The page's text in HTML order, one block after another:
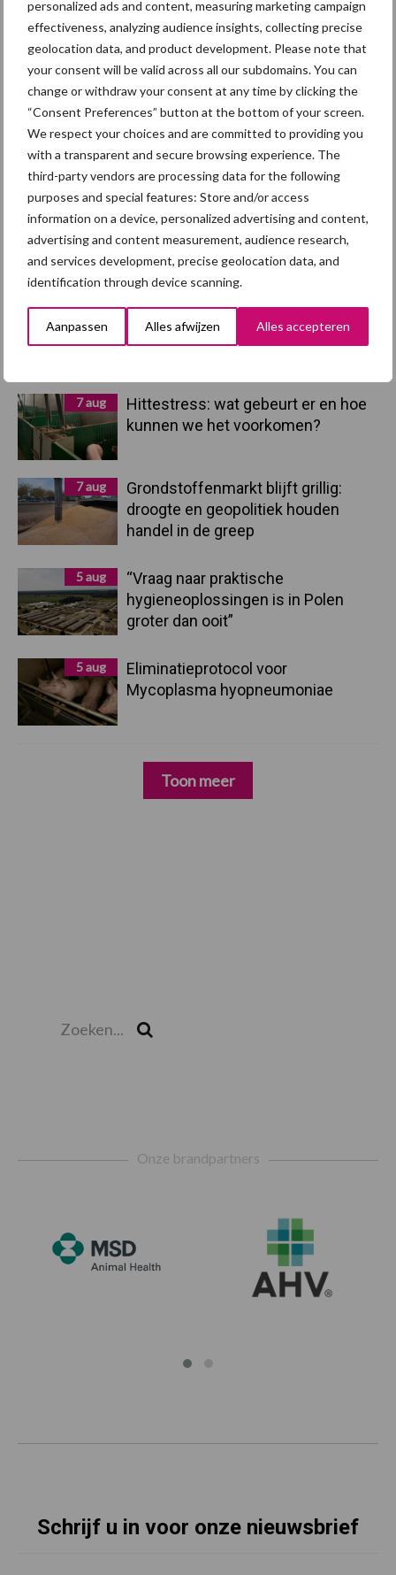
personalized ads and content, measuring marketing campaign
effectiveness, analyzing audience insights, collecting precise
geolocation data, and product development. Please note that
your consent will be valid across all our subdomains. You can
change or withdraw your consent at any time by clicking the
“Consent Preferences” button at the bottom of your screen.
We respect your choices and are committed to providing you
with a transparent and secure browsing experience. The
third-party vendors are processing data for the following
purposes and special features: Store and/or access
information on a device, personalized advertising and content,
advertising and content measurement, audience research,
and services development, precise geolocation data, and
identification through device scanning.
Aanpassen Alles afwijzen Alles accepteren
Primaire
Sidebar
Recent nieuws Partner nieuws
Britse varkenssector vreest
afzetcrisis in het najaar
7 aug
Hittestress: wat gebeurt er en hoe
kunnen we het voorkomen?
7 aug
Grondstoffenmarkt blijft grillig:
droogte en geopolitiek houden
handel in de greep
5 aug
“Vraag naar praktische
hygieneoplossingen is in Polen
groter dan ooit”
5 aug
Eliminatieprotocol voor
Mycoplasma hyopneumoniae
Toon meer
Afrikaanse
varkenspest
Brachyspira
Toon meer
Onze brandpartners
Schrijf u in voor onze nieuwsbrief